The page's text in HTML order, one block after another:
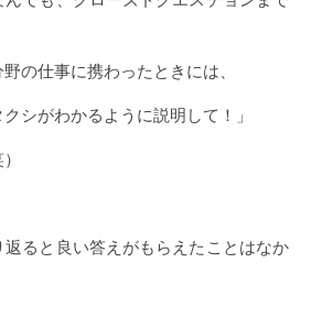
の仕事に携わったときには、
シがわかるように説明して！」
ると良い答えがもらえたことはなか